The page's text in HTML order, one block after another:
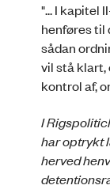
"... I kapitel
henføres
sådan
vil stå klart,
kontrol af,
I
har optrykt
herved